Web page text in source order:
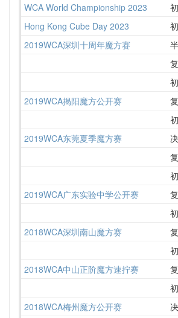
WCA World Championship 2023
Hong Kong Cube Day 2023
2019WCA深圳十周年魔方赛
2019WCA揭阳魔方公开赛
2019WCA东莞夏季魔方赛
2019WCA广东实验中学公开赛
2018WCA深圳南山魔方赛
2018WCA中山正阶魔方速拧赛
2018WCA梅州魔方公开赛